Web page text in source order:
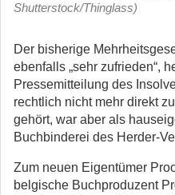
Shutterstock/Thinglass)
Der bisherige
ebenfalls „sehr zufrieden“,
Pressemitteilung des
rechtlich nicht mehr direkt
gehört, war aber als
Buchbinderei des Herder-
Zum neuen Eigentümer
belgische Buchproduzent